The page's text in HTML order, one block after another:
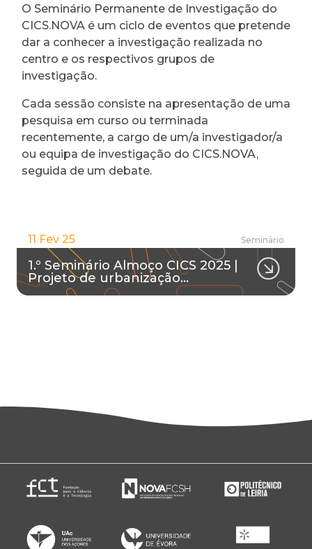
O Seminário Permanente de Investigação do
CICS.NOVA é um ciclo de eventos que pretende
dar a conhecer a investigação realizada no
centro e os respectivos grupos de
investigação.
Cada sessão consiste na apresentação de uma
pesquisa em curso ou terminada
recentemente, a cargo de um/a investigador/a
ou equipa de investigação do CICS.NOVA,
seguida de um debate.
11 Fev 25 Seminário
1.º Seminário Almoço CICS 2025 |
Projeto de urbanização…